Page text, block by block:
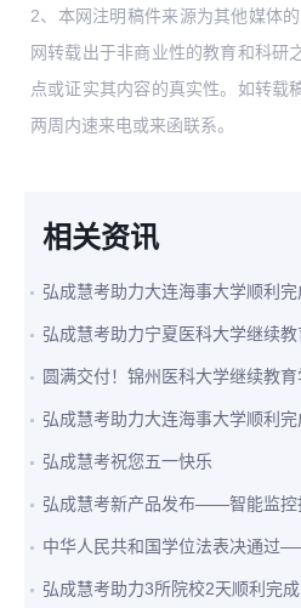
2、本网注明稿件来源为其他媒体
网转载出于非商业性的教育和科研
点或证实其内容的真实性。如转载
两周内速来电或来函联系。
相关资讯
弘成慧考助力大连海事大学顺利
弘成慧考助力宁夏医科大学继续
圆满交付！锦州医科大学继续教
弘成慧考助力大连海事大学顺利
弘成慧考祝您五一快乐
弘成慧考新产品发布——智能监控
中华人民共和国学位法表决通过
弘成慧考助力3所院校2天顺利完